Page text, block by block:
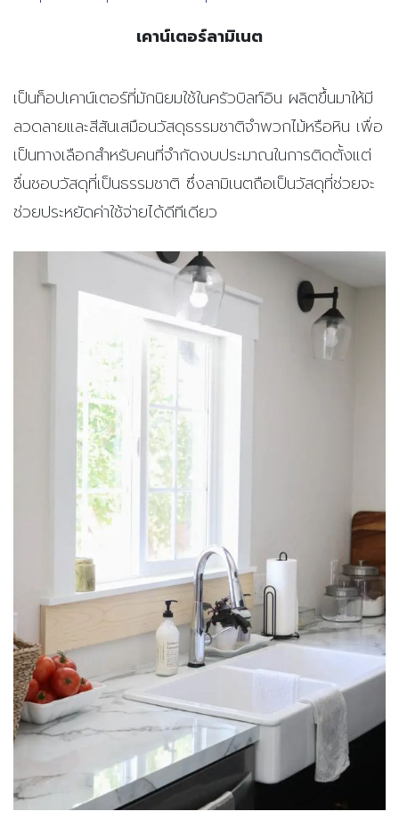
เคาน์เตอร์ลามิเนต
เป็นท็อปเคาน์เตอร์ที่มักนิยมใช้ในครัวบิลท์อิน ผลิตขึ้นมาให้มี
ลวดลายและสีสันเสมือนวัสดุธรรมชาติจำพวกไม้หรือหิน เพื่อ
เป็นทางเลือกสำหรับคนที่จำกัดงบประมาณในการติดตั้งแต่
ชื่นชอบวัสดุที่เป็นธรรมชาติ ซึ่งลามิเนตถือเป็นวัสดุที่ช่วยจะ
ช่วยประหยัดค่าใช้จ่ายได้ดีทีเดียว